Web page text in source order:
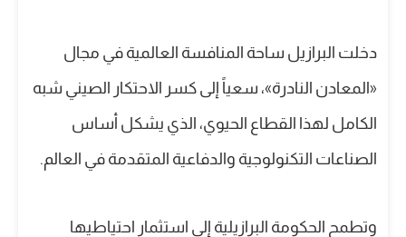
دخلت البرازيل ساحة المنافسة العالمية في مجال
«المعادن النادرة»، سعياً إلى كسر الاحتكار الصيني شبه
الكامل لهذا القطاع الحيوي، الذي يشكل أساس
الصناعات التكنولوجية والدفاعية المتقدمة في العالم.
وتطمح الحكومة البرازيلية إلى استثمار احتياطيها